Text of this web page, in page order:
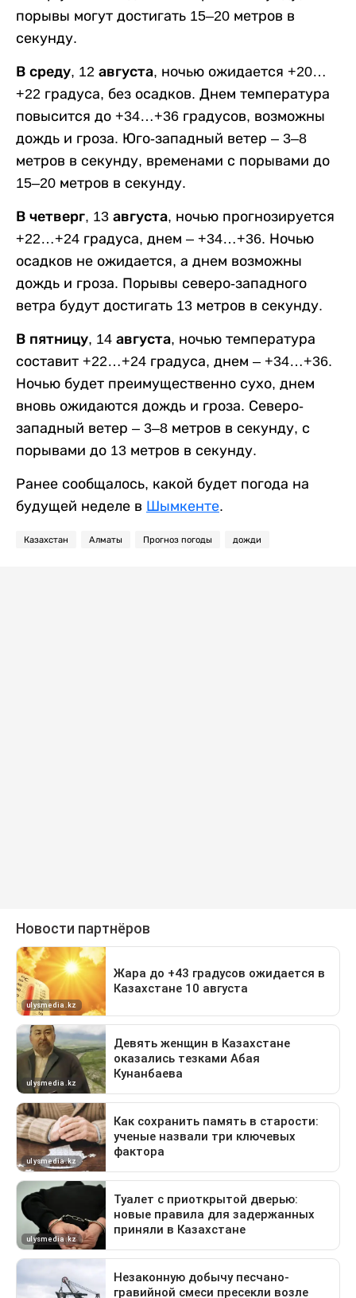
порывы могут достигать 15–20 метров в
секунду.
В среду, 12 августа, ночью ожидается +20…
+22 градуса, без осадков. Днем температура
повысится до +34…+36 градусов, возможны
дождь и гроза. Юго-западный ветер – 3–8
метров в секунду, временами с порывами до
15–20 метров в секунду.
В четверг, 13 августа, ночью прогнозируется
+22…+24 градуса, днем – +34…+36. Ночью
осадков не ожидается, а днем возможны
дождь и гроза. Порывы северо-западного
ветра будут достигать 13 метров в секунду.
В пятницу, 14 августа, ночью температура
составит +22…+24 градуса, днем – +34…+36.
Ночью будет преимущественно сухо, днем
вновь ожидаются дождь и гроза. Северо-
западный ветер – 3–8 метров в секунду, с
порывами до 13 метров в секунду.
Ранее сообщалось, какой будет погода на
будущей неделе в Шымкенте.
Казахстан Алматы Прогноз погоды дожди